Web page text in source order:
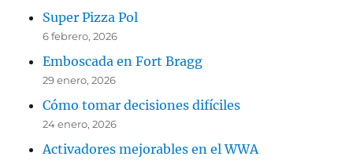
Super Pizza Pol
6 febrero, 2026
Emboscada en Fort Bragg
29 enero, 2026
Cómo tomar decisiones difíciles
24 enero, 2026
Activadores mejorables en el WWA